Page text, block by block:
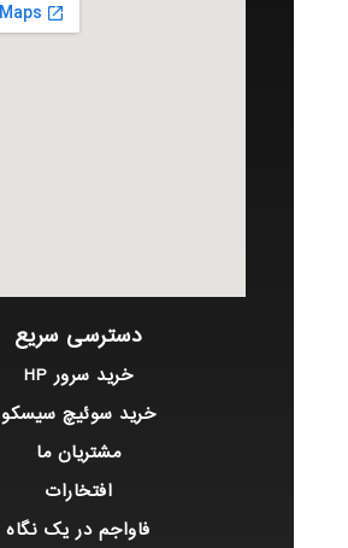
دسترسی سریع
خرید سرور HP
خرید سوئیچ سیسکو
مشتریان ما
افتخارات
فاواجم در یک نگاه